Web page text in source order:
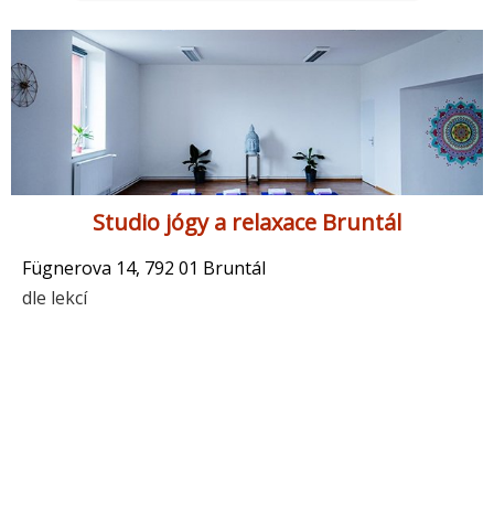
Studio jógy a relaxace Bruntál
Fügnerova 14, 792 01 Bruntál
dle lekcí